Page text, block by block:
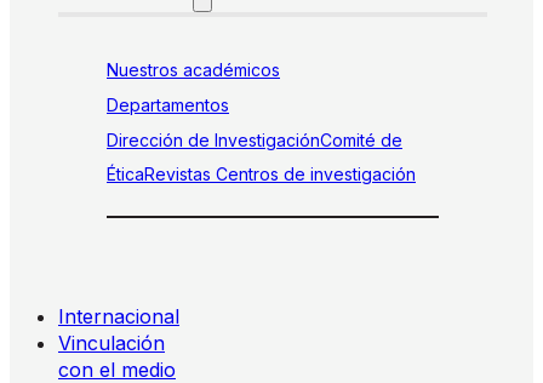
Nuestros académicos
Departamentos
Dirección de InvestigaciónComité de
ÉticaRevistas Centros de investigación
Internacional
Vinculación
con el medio